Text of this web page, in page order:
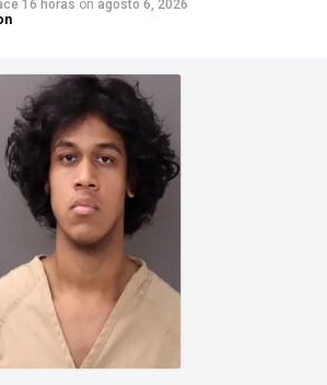
16 horas on agosto 6, 2026